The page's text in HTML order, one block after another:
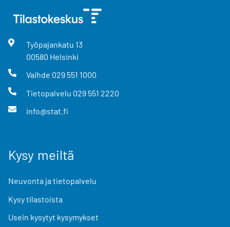
Työpajankatu 13
00580 Helsinki
Vaihde 029 551 1000
Tietopalvelu 029 551 2220
info@stat.fi
Kysy meiltä
Neuvonta ja tietopalvelu
Kysy tilastoista
Usein kysytyt kysymykset